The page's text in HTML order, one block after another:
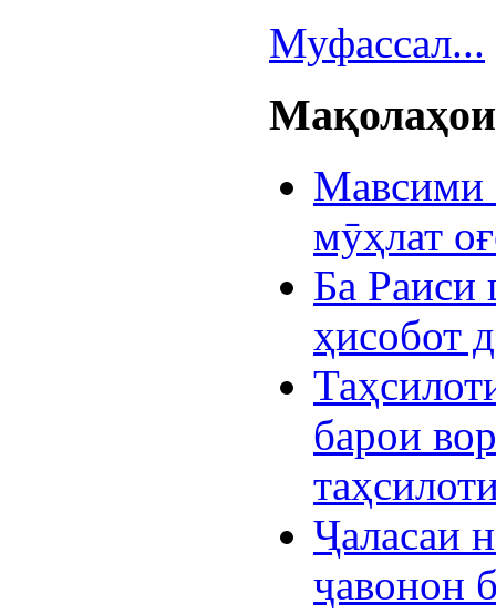
Муфассал...
Мавсими
мӯҳлат
Ба Раиси
ҳисобот
барои
Ҷаласаи
ҷавонон